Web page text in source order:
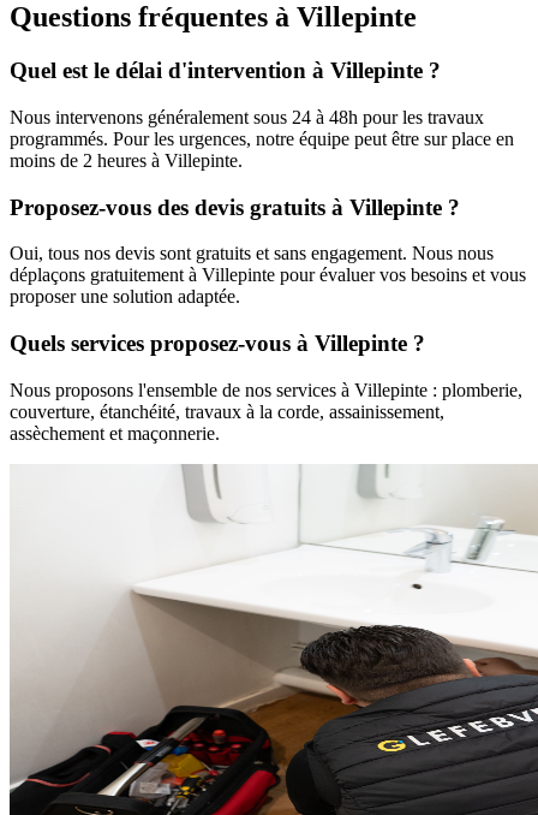
Questions fréquentes à Villepinte
Quel est le délai d'intervention à Villepinte ?
Nous intervenons généralement sous 24 à 48h pour les travaux
programmés. Pour les urgences, notre équipe peut être sur place en
moins de 2 heures à Villepinte.
Proposez-vous des devis gratuits à Villepinte ?
Oui, tous nos devis sont gratuits et sans engagement. Nous nous
déplaçons gratuitement à Villepinte pour évaluer vos besoins et vous
proposer une solution adaptée.
Quels services proposez-vous à Villepinte ?
Nous proposons l'ensemble de nos services à Villepinte : plomberie,
couverture, étanchéité, travaux à la corde, assainissement,
assèchement et maçonnerie.